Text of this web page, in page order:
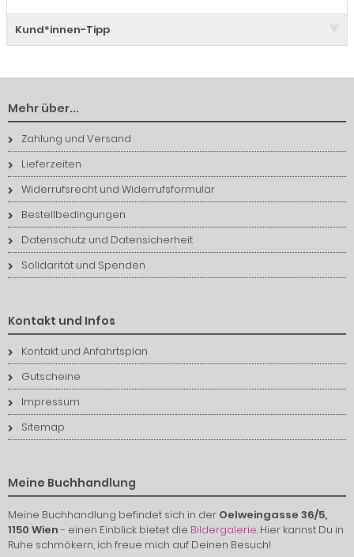
Kund*innen-Tipp
Mehr über...
Zahlung und Versand
Lieferzeiten
Widerrufsrecht und Widerrufsformular
Bestellbedingungen
Datenschutz und Datensicherheit
Solidarität und Spenden
Kontakt und Infos
Kontakt und Anfahrtsplan
Gutscheine
Impressum
Sitemap
Meine Buchhandlung
Meine Buchhandlung befindet sich in der Oelweingasse 36/5,
1150 Wien- einen Einblick bietet die Bildergalerie. Hier kannst Du in
Ruhe schmökern, ich freue mich auf Deinen Besuch!